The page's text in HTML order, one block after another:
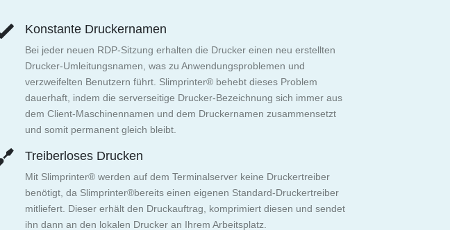
Konstante Druckernamen
Bei jeder neuen RDP-Sitzung erhalten die Drucker einen neu erstellten
Drucker-Umleitungsnamen, was zu Anwendungsproblemen und
verzweifelten Benutzern führt. Slimprinter® behebt dieses Problem
dauerhaft, indem die serverseitige Drucker-Bezeichnung sich immer aus
dem Client-Maschinennamen und dem Druckernamen zusammensetzt
und somit permanent gleich bleibt.
Treiberloses Drucken
Mit Slimprinter® werden auf dem Terminalserver keine Druckertreiber
benötigt, da Slimprinter®bereits einen eigenen Standard-Druckertreiber
mitliefert. Dieser erhält den Druckauftrag, komprimiert diesen und sendet
ihn dann an den lokalen Drucker an Ihrem Arbeitsplatz.